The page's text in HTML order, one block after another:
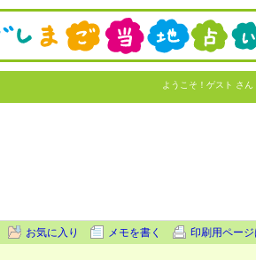
ようこそ！ ゲスト さん
お気に入り メモを書く 印刷用ページ